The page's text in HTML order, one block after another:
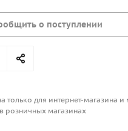
о поступлении
только для интернет-магазина
розничных магазинах